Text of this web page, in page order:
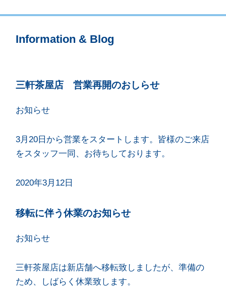
Information & Blog
三軒茶屋店 営業再開のおしらせ
お知らせ
3月20日から営業をスタートします。皆様のご来店
をスタッフ一同、お待ちしております。
2020年3月12日
移転に伴う休業のお知らせ
お知らせ
三軒茶屋店は新店舗へ移転致しましたが、準備の
ため、しばらく休業致します。